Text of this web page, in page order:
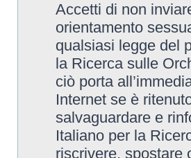
Accetti di non
orientamento
qualsiasi legge del
la Ricerca sulle
ciò porta
Internet se è
salvaguardare e
Italiano per la
riscrivere, spostare